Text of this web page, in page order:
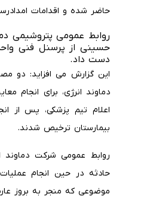
حاضر شده و اقدامات
روابط عمومی پتروشیمی
دست داد.
این گزارش می افزاید: دو
دماوند انرژی، برای انجام
اعلام تیم پزشکی، پس از
بیمارستان ترخیص شدند.
روابط عمومی شرکت
حادثه در حین انجام
موضوعی که منجر به بروز